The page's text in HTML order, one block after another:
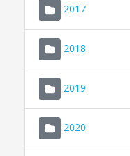
2017
2018
2019
2020